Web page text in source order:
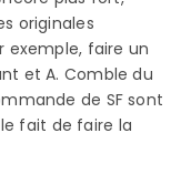
originales
exemple, faire un
et A. Comble du
de SF sont
fait de faire la